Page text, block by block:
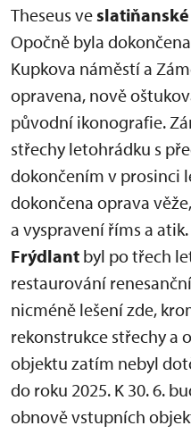
Theseus ve
Opočně byla
Kupkova náměstí a
opravena, nově
původní ikonografie.
střechy letohrádku s
dokončením v prosinci
dokončena oprava
a vyspravení říms a atik.
Frýdlant byl po třech
restaurování
nicméně lešení zde,
rekonstrukce střechy a
objektu zatím nebyl
do roku 2025. K 30. 6.
obnově vstupních